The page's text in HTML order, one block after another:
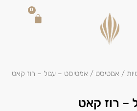
0
/ אמטיסט / אמטיסט – עגול – רוז קאט
– רוז קאט